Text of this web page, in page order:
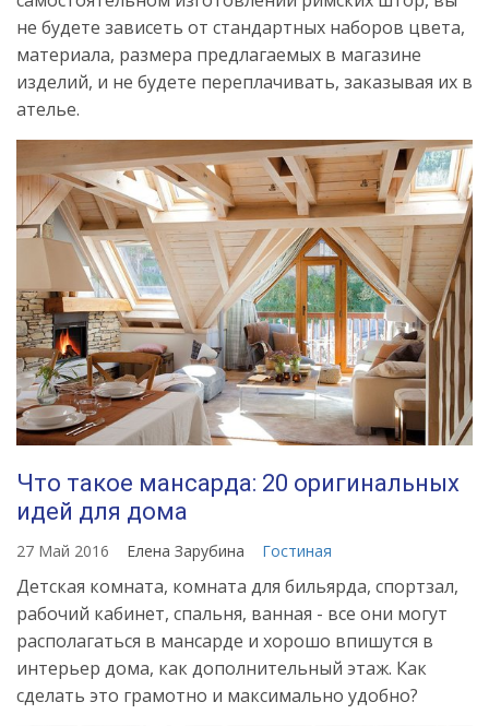
не будете зависеть от стандартных наборов цвета,
материала, размера предлагаемых в магазине
изделий, и не будете переплачивать, заказывая их в
ателье.
Что такое мансарда: 20 оригинальных
идей для дома
27 Май 2016 Елена Зарубина Гостиная
Детская комната, комната для бильярда, спортзал,
рабочий кабинет, спальня, ванная - все они могут
располагаться в мансарде и хорошо впишутся в
интерьер дома, как дополнительный этаж. Как
сделать это грамотно и максимально удобно?